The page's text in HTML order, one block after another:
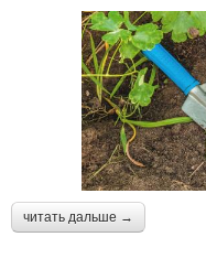
читать дальше →